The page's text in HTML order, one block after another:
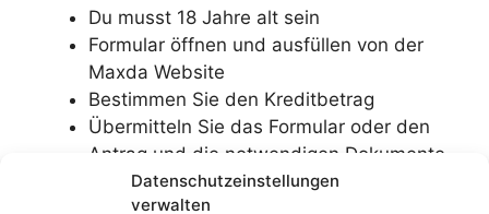
Datenschutzeinstellungen
verwalten
Du musst 18 Jahre alt sein
Formular öffnen und ausfüllen von der
Maxda Website
Bestimmen Sie den Kreditbetrag
Übermitteln Sie das Formular oder den
Antrag und die notwendigen Dokumente
Falls benötigt, Geben Sie einen Kredit an